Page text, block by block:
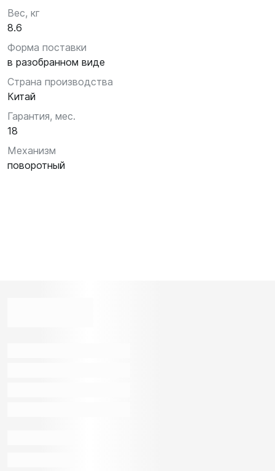
Вес, кг
8.6
Форма поставки
в разобранном виде
Страна производства
Китай
Гарантия, мес.
18
Механизм
поворотный